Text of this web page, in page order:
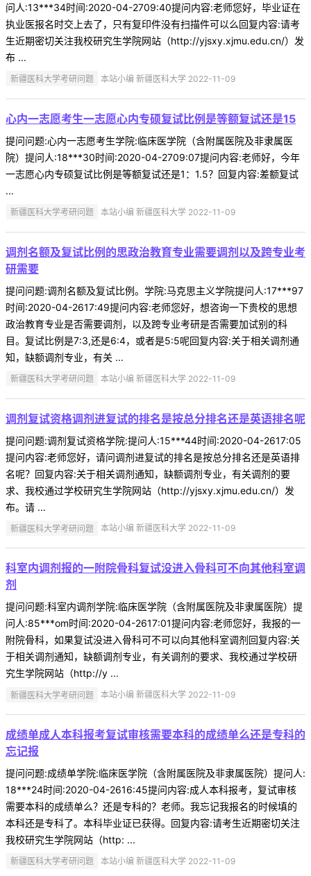
问人:13***34时间:2020-04-2709:40提问内容:老师您好，毕业证在
执业医报名时交上去了，只有复印件没有扫描件可以么回复内容:请考
生近期密切关注我校研究生学院网站（http://yjsxy.xjmu.edu.cn/）发
布 ...
新疆医科大学考研问题 本站小编 新疆医科大学 2022-11-09
心内一志愿考生一志愿心内专硕复试比例是等额复试还是15
提问问题:心内一志愿考生学院:临床医学院（含附属医院及非隶属医
院）提问人:18***30时间:2020-04-2709:07提问内容:老师好，今年
一志愿心内专硕复试比例是等额复试还是1：1.5？回复内容:差额复试
...
新疆医科大学考研问题 本站小编 新疆医科大学 2022-11-09
调剂名额及复试比例的思政治教育专业需要调剂以及跨专业考
研需要
提问问题:调剂名额及复试比例。学院:马克思主义学院提问人:17***97
时间:2020-04-2617:49提问内容:老师您好，想咨询一下贵校的思想
政治教育专业是否需要调剂，以及跨专业考研是否需要加试别的科
目。复试比例是7:3,还是6:4，或者是5:5呢回复内容:关于相关调剂通
知，缺额调剂专业，有关 ...
新疆医科大学考研问题 本站小编 新疆医科大学 2022-11-09
调剂复试资格调剂进复试的排名是按总分排名还是英语排名呢
提问问题:调剂复试资格学院:提问人:15***44时间:2020-04-2617:05
提问内容:老师您好，请问调剂进复试的排名是按总分排名还是英语排
名呢？回复内容:关于相关调剂通知，缺额调剂专业，有关调剂的要
求、我校通过学校研究生学院网站（http://yjsxy.xjmu.edu.cn/）发
布。请 ...
新疆医科大学考研问题 本站小编 新疆医科大学 2022-11-09
科室内调剂报的一附院骨科复试没进入骨科可不向其他科室调
剂
提问问题:科室内调剂学院:临床医学院（含附属医院及非隶属医院）提
问人:85***om时间:2020-04-2617:01提问内容:老师您好，我报的一
附院骨科，如果复试没进入骨科可不可以向其他科室调剂回复内容:关
于相关调剂通知，缺额调剂专业，有关调剂的要求、我校通过学校研
究生学院网站（http://y ...
新疆医科大学考研问题 本站小编 新疆医科大学 2022-11-09
成绩单成人本科报考复试审核需要本科的成绩单么还是专科的
忘记报
提问问题:成绩单学院:临床医学院（含附属医院及非隶属医院）提问人:
18***24时间:2020-04-2616:45提问内容:成人本科报考，复试审核
需要本科的成绩单么？还是专科的？老师。我忘记我报名的时候填的
本科还是专科了。本科毕业证已获得。回复内容:请考生近期密切关注
我校研究生学院网站（http: ...
新疆医科大学考研问题 本站小编 新疆医科大学 2022-11-09